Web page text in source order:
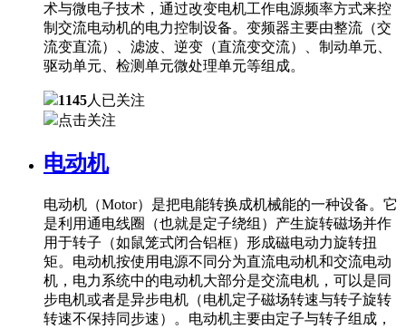
术与微电子技术，通过改变电机工作电源频率方式来控
制交流电动机的电力控制设备。变频器主要由整流（交
流变直流）、滤波、逆变（直流变交流）、制动单元、
驱动单元、检测单元微处理单元等组成。
1145人已关注
点击关注
电动机
电动机（Motor）是把电能转换成机械能的一种设备。它
是利用通电线圈（也就是定子绕组）产生旋转磁场并作
用于转子（如鼠笼式闭合铝框）形成磁电动力旋转扭
矩。电动机按使用电源不同分为直流电动机和交流电动
机，电力系统中的电动机大部分是交流电机，可以是同
步电机或者是异步电机（电机定子磁场转速与转子旋转
转速不保持同步速）。电动机主要由定子与转子组成，